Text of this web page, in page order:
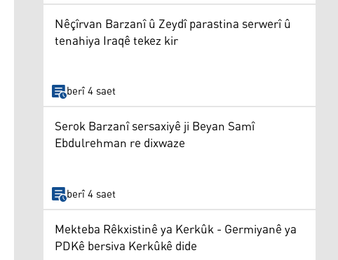
Nêçîrvan Barzanî û Zeydî parastina serwerî û
tenahiya Iraqê tekez kir
berî 4 saet
Serok Barzanî sersaxiyê ji Beyan Samî
Ebdulrehman re dixwaze
berî 4 saet
Mekteba Rêkxistinê ya Kerkûk - Germiyanê ya
PDKê bersiva Kerkûkê dide